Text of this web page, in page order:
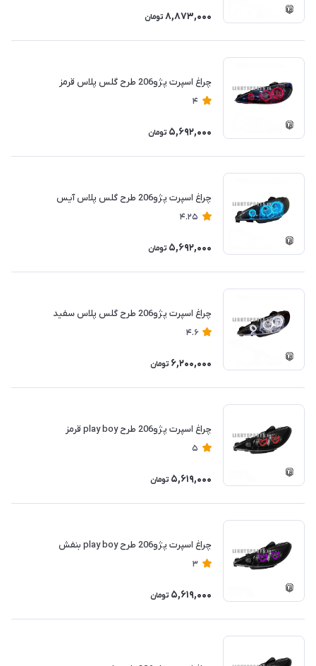
8,873,000 تومان
چراغ اسپرت پژو206 طرح گلس پلاس قرمز
4
5,692,000 تومان
چراغ اسپرت پژو206 طرح گلس پلاس آیس
4.25
5,692,000 تومان
چراغ اسپرت پژو206 طرح گلس پلاس سفید
4.6
6,200,000 تومان
چراغ اسپرت پژو206 طرح play boy قرمز
5
5,619,000 تومان
چراغ اسپرت پژو206 طرح play boy بنفش
3
5,619,000 تومان